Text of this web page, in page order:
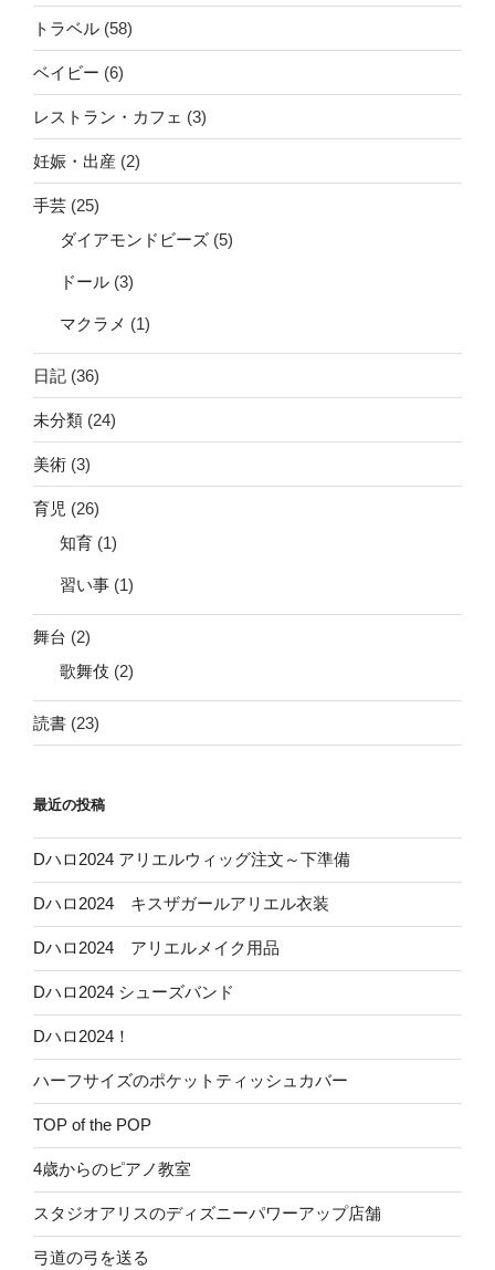
トラベル (58)
ベイビー (6)
レストラン・カフェ (3)
妊娠・出産 (2)
手芸 (25)
ダイアモンドビーズ (5)
ドール (3)
マクラメ (1)
日記 (36)
未分類 (24)
美術 (3)
育児 (26)
知育 (1)
習い事 (1)
舞台 (2)
歌舞伎 (2)
読書 (23)
最近の投稿
Dハロ2024 アリエルウィッグ注文～下準備
Dハロ2024 キスザガールアリエル衣装
Dハロ2024 アリエルメイク用品
Dハロ2024 シューズバンド
Dハロ2024！
ハーフサイズのポケットティッシュカバー
TOP of the POP
4歳からのピアノ教室
スタジオアリスのディズニーパワーアップ店舗
弓道の弓を送る